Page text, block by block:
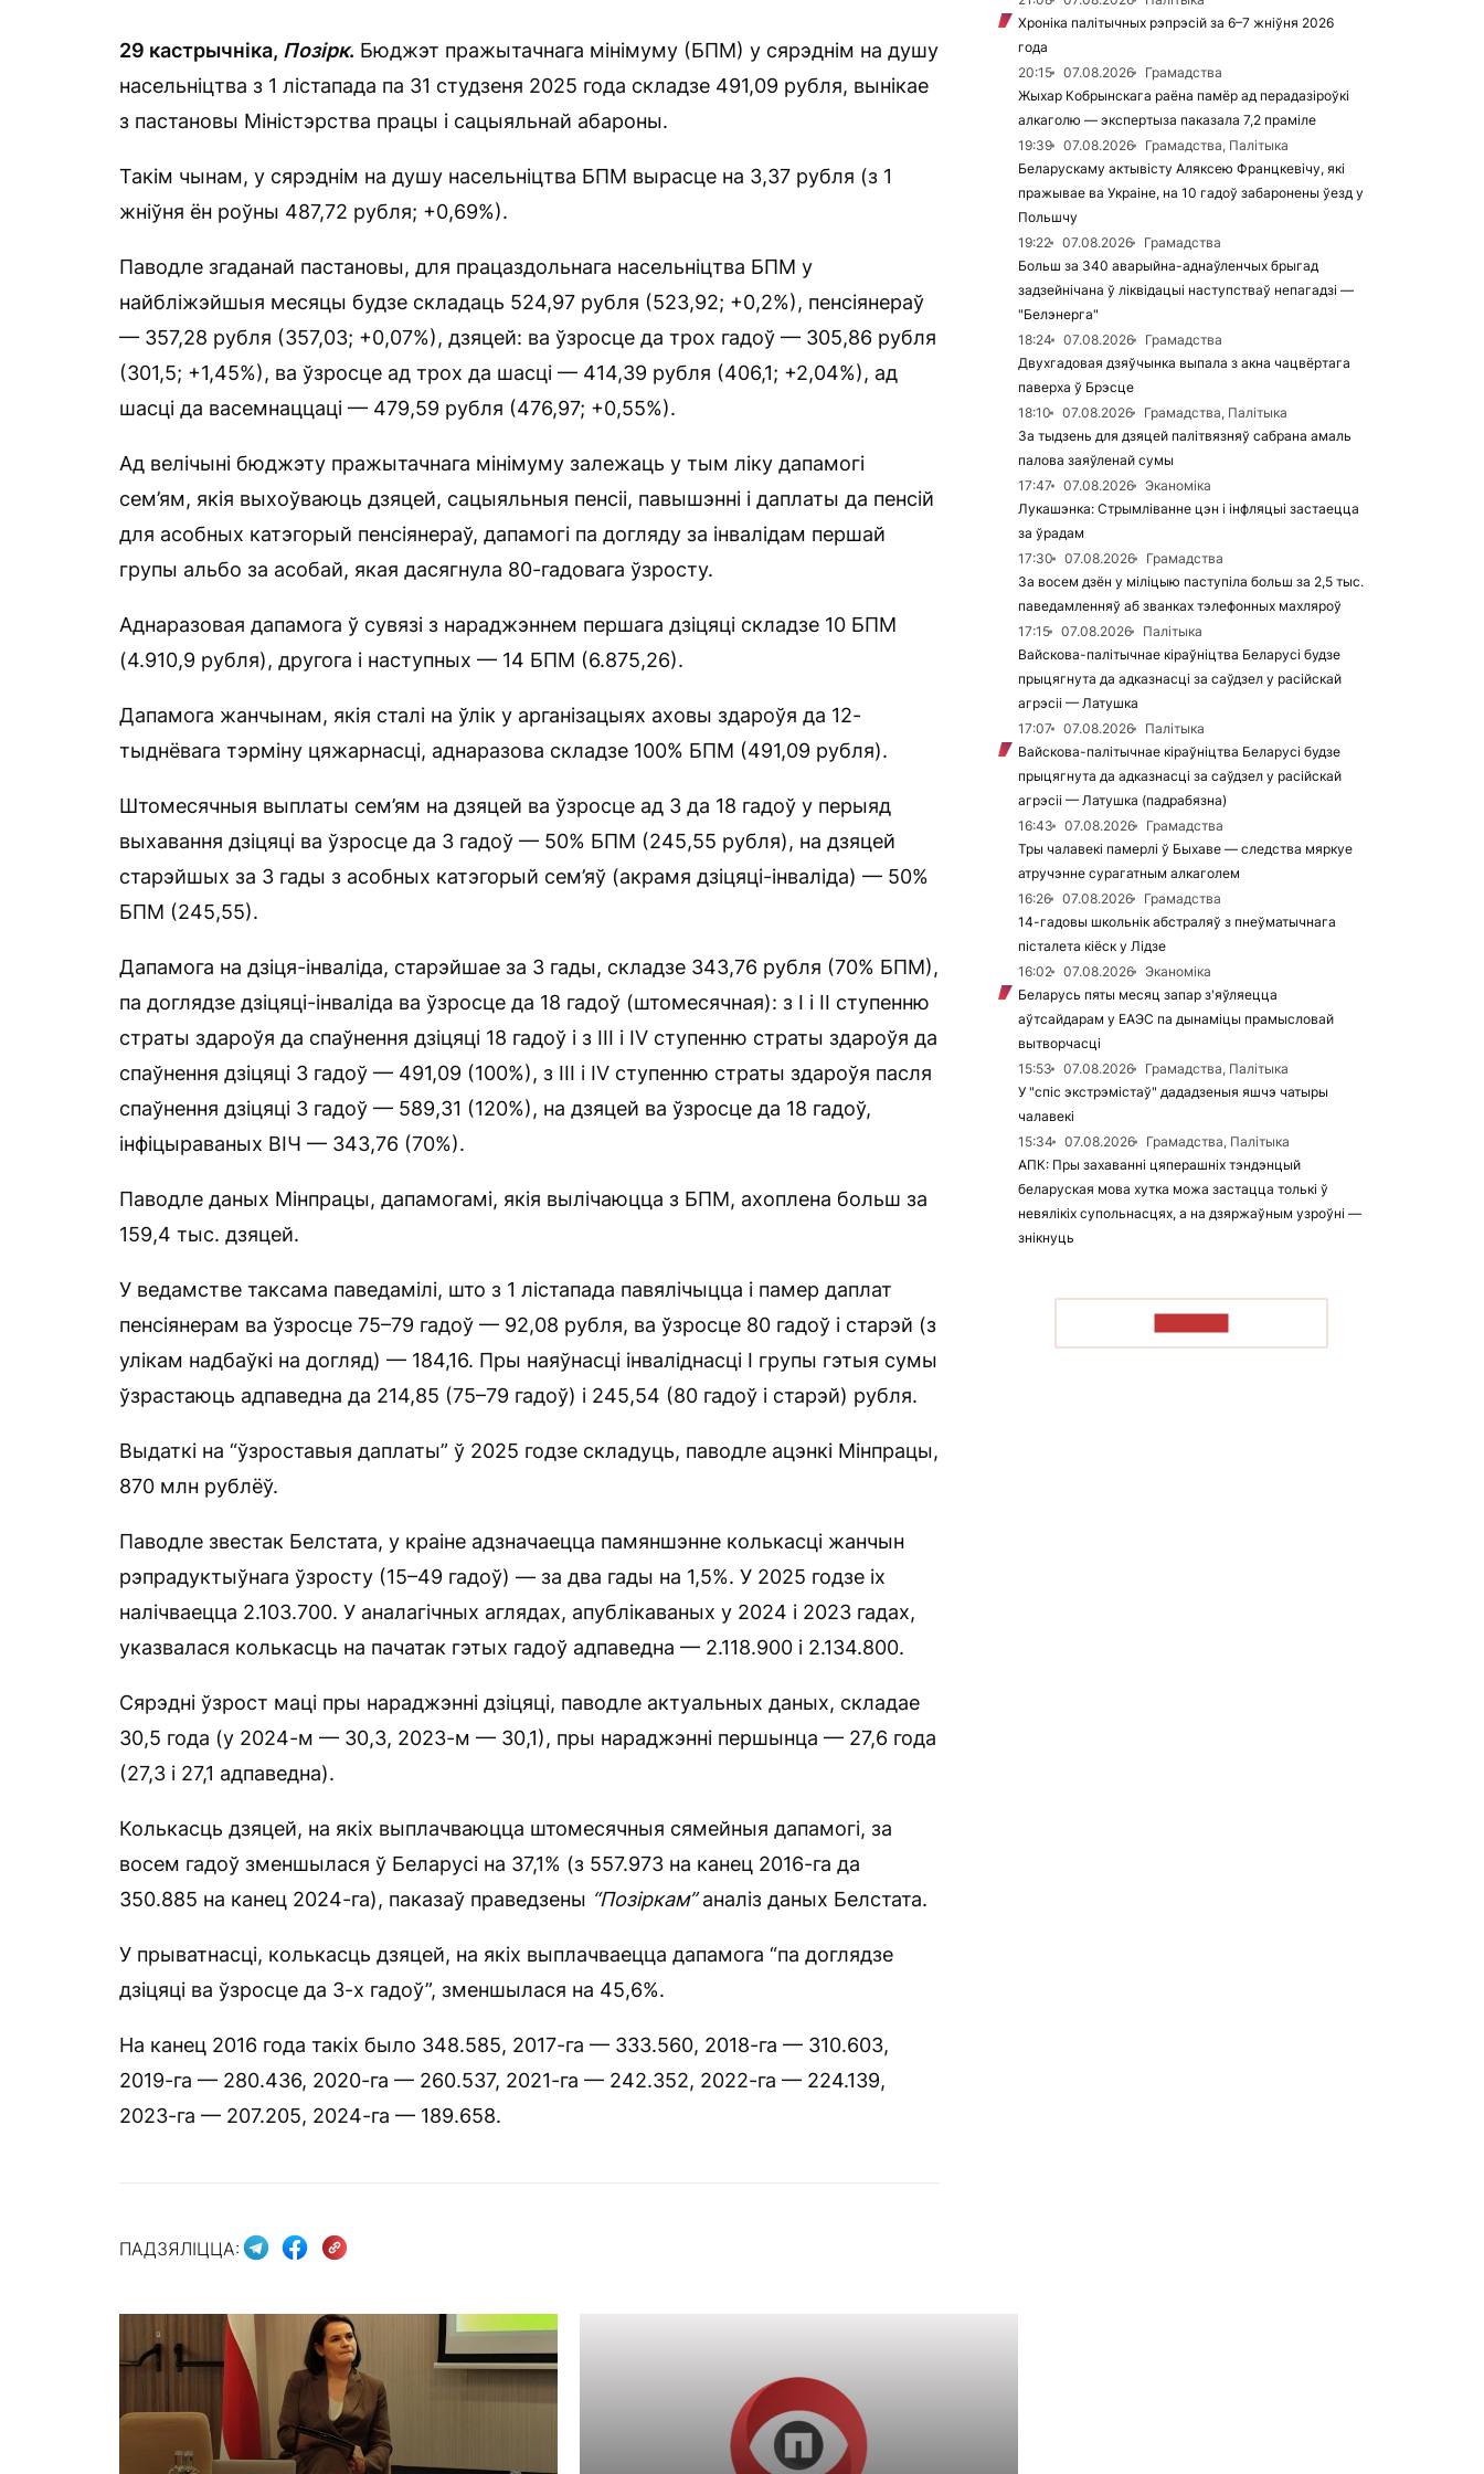
29 кастрычніка, Позірк. Бюджэт пражытачнага мінімуму (БПМ) у сярэднім на душу
насельніцтва з 1 лістапада па 31 студзеня 2025 года складзе 491,09 рубля, вынікае
з пастановы Міністэрства працы і сацыяльнай абароны.
Такім чынам, у сярэднім на душу насельніцтва БПМ вырасце на 3,37 рубля (з 1
жніўня ён роўны 487,72 рубля; +0,69%).
Паводле згаданай пастановы, для працаздольнага насельніцтва БПМ у
найбліжэйшыя месяцы будзе складаць 524,97 рубля (523,92; +0,2%), пенсіянераў
— 357,28 рубля (357,03; +0,07%), дзяцей: ва ўзросце да трох гадоў — 305,86 рубля
(301,5; +1,45%), ва ўзросце ад трох да шасці — 414,39 рубля (406,1; +2,04%), ад
шасці да васемнаццаці — 479,59 рубля (476,97; +0,55%).
Ад велічыні бюджэту пражытачнага мінімуму залежаць у тым ліку дапамогі
сем’ям, якія выхоўваюць дзяцей, сацыяльныя пенсіі, павышэнні і даплаты да пенсій
для асобных катэгорый пенсіянераў, дапамогі па догляду за інвалідам першай
групы альбо за асобай, якая дасягнула 80-гадовага ўзросту.
Аднаразовая дапамога ў сувязі з нараджэннем першага дзіцяці складзе 10 БПМ
(4.910,9 рубля), другога і наступных — 14 БПМ (6.875,26).
Дапамога жанчынам, якія сталі на ўлік у арганізацыях аховы здароўя да 12-
тыднёвага тэрміну цяжарнасці, аднаразова складзе 100% БПМ (491,09 рубля).
Штомесячныя выплаты сем’ям на дзяцей ва ўзросце ад 3 да 18 гадоў у перыяд
выхавання дзіцяці ва ўзросце да 3 гадоў — 50% БПМ (245,55 рубля), на дзяцей
старэйшых за 3 гады з асобных катэгорый сем’яў (акрамя дзіцяці-інваліда) — 50%
БПМ (245,55).
Дапамога на дзіця-інваліда, старэйшае за 3 гады, складзе 343,76 рубля (70% БПМ),
па доглядзе дзіцяці-інваліда ва ўзросце да 18 гадоў (штомесячная): з I і II ступенню
страты здароўя да спаўнення дзіцяці 18 гадоў і з III і IV ступенню страты здароўя да
спаўнення дзіцяці 3 гадоў — 491,09 (100%), з III і IV ступенню страты здароўя пасля
спаўнення дзіцяці 3 гадоў — 589,31 (120%), на дзяцей ва ўзросце да 18 гадоў,
інфіцыраваных ВІЧ — 343,76 (70%).
Паводле даных Мінпрацы, дапамогамі, якія вылічаюцца з БПМ, ахоплена больш за
159,4 тыс. дзяцей.
У ведамстве таксама паведамілі, што з 1 лістапада павялічыцца і памер даплат
пенсіянерам ва ўзросце 75–79 гадоў — 92,08 рубля, ва ўзросце 80 гадоў і старэй (з
улікам надбаўкі на догляд) — 184,16. Пры наяўнасці інваліднасці I групы гэтыя сумы
ўзрастаюць адпаведна да 214,85 (75–79 гадоў) і 245,54 (80 гадоў і старэй) рубля.
Выдаткі на “ўзроставыя даплаты” ў 2025 годзе складуць, паводле ацэнкі Мінпрацы,
870 млн рублёў.
Паводле звестак Белстата, у краіне адзначаецца памяншэнне колькасці жанчын
рэпрадуктыўнага ўзросту (15–49 гадоў) — за два гады на 1,5%. У 2025 годзе іх
налічваецца 2.103.700. У аналагічных аглядах, апублікаваных у 2024 і 2023 гадах,
указвалася колькасць на пачатак гэтых гадоў адпаведна — 2.118.900 і 2.134.800.
Сярэдні ўзрост маці пры нараджэнні дзіцяці, паводле актуальных даных, складае
30,5 года (у 2024-м — 30,3, 2023-м — 30,1), пры нараджэнні першынца — 27,6 года
(27,3 і 27,1 адпаведна).
Колькасць дзяцей, на якіх выплачваюцца штомесячныя сямейныя дапамогі, за
восем гадоў зменшылася ў Беларусі на 37,1% (з 557.973 на канец 2016-га да
350.885 на канец 2024-га), паказаў праведзены “Позіркам”аналіз даных Белстата.
У прыватнасці, колькасць дзяцей, на якіх выплачваецца дапамога “па доглядзе
дзіцяці ва ўзросце да 3-х гадоў”, зменшылася на 45,6%.
На канец 2016 года такіх было 348.585, 2017-га — 333.560, 2018-га — 310.603,
2019-га — 280.436, 2020-га — 260.537, 2021-га — 242.352, 2022-га — 224.139,
2023-га — 207.205, 2024-га — 189.658.
ПАДЗЯЛІЦЦА:
Хроніка палітычных рэпрэсій за 6–7 жніўня 2026
года
20:15
07.08.2026
Грамадства
Жыхар Кобрынскага раёна памёр ад перадазіроўкі
алкаголю — экспертыза паказала 7,2 праміле
19:39
07.08.2026
Грамадства, Палітыка
Беларускаму актывісту Аляксею Францкевічу, які
пражывае ва Украіне, на 10 гадоў забаронены ўезд у
Польшчу
19:22
07.08.2026
Грамадства
Больш за 340 аварыйна-аднаўленчых брыгад
задзейнічана ў ліквідацыі наступстваў непагадзі —
"Белэнерга"
18:24
07.08.2026
Грамадства
Двухгадовая дзяўчынка выпала з акна чацвёртага
паверха ў Брэсце
18:10
07.08.2026
Грамадства, Палітыка
За тыдзень для дзяцей палітвязняў сабрана амаль
палова заяўленай сумы
17:47
07.08.2026
Эканоміка
Лукашэнка: Стрымліванне цэн і інфляцыі застаецца
за ўрадам
17:30
07.08.2026
Грамадства
За восем дзён у міліцыю паступіла больш за 2,5 тыс.
паведамленняў аб званках тэлефонных махляроў
17:15
07.08.2026
Палітыка
Вайскова-палітычнае кіраўніцтва Беларусі будзе
прыцягнута да адказнасці за саўдзел у расійскай
агрэсіі — Латушка
17:07
07.08.2026
Палітыка
Вайскова-палітычнае кіраўніцтва Беларусі будзе
прыцягнута да адказнасці за саўдзел у расійскай
агрэсіі — Латушка (падрабязна)
16:43
07.08.2026
Грамадства
Тры чалавекі памерлі ў Быхаве — следства мяркуе
атручэнне сурагатным алкаголем
16:26
07.08.2026
Грамадства
14-гадовы школьнік абстраляў з пнеўматычнага
пісталета кіёск у Лідзе
16:02
07.08.2026
Эканоміка
Беларусь пяты месяц запар з'яўляецца
аўтсайдарам у ЕАЭС па дынаміцы прамысловай
вытворчасці
15:53
07.08.2026
Грамадства, Палітыка
У "спіс экстрэмістаў" дададзеныя яшчэ чатыры
чалавекі
15:34
07.08.2026
Грамадства, Палітыка
АПК: Пры захаванні цяперашніх тэндэнцый
беларуская мова хутка можа застацца толькі ў
невялікіх супольнасцях, а на дзяржаўным узроўні —
знікнуць